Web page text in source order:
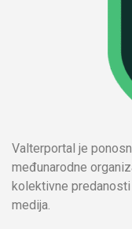
Valterportal je
međunarodne
kolektivne
medija.